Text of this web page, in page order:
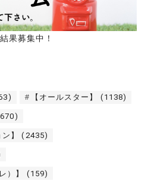
果募集中！
【オールスター】 (1138)
】 (2435)
）】 (159)